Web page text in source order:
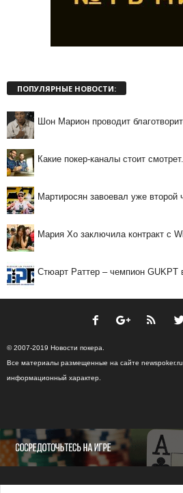
ПОПУЛЯРНЫЕ НОВОСТИ:
Шон Марион проводит
Какие покер-каналы стоит
Мартиросян завоевал уже второй
Мария Хо заключила контракт с
Стюарт Раттер – чемпион GUKPT
© 2007-2019 Новости покера.
Все материалы размещенные на сайте newspoker.ru
информационный характер.